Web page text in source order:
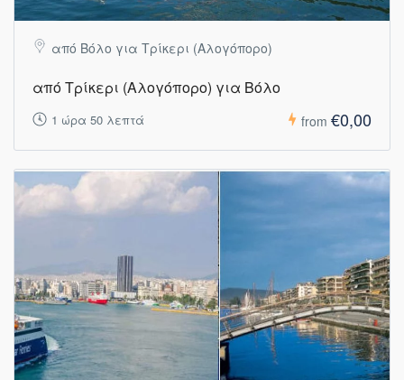
από Βόλο για Τρίκερι (Αλογόπορο)
από Τρίκερι (Αλογόπορο) για Βόλο
1 ώρα 50 λεπτά from €0,00